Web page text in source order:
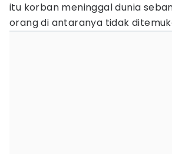
itu korban meninggal dunia
orang di antaranya tidak